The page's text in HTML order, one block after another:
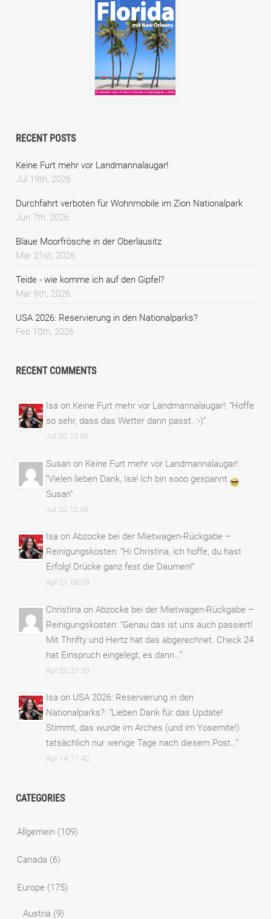
RECENT POSTS
Keine Furt mehr vor Landmannalaugar!
Jul 19th, 2026
Durchfahrt verboten für Wohnmobile im Zion Nationalpark
Jun 7th, 2026
Blaue Moorfrösche in der Oberlausitz
Mar 21st, 2026
Teide - wie komme ich auf den Gipfel?
Mar 6th, 2026
USA 2026: Reservierung in den Nationalparks?
Feb 10th, 2026
RECENT COMMENTS
Isa on Keine Furt mehr vor Landmannalaugar!: “Hoffe
so sehr, dass das Wetter dann passt. :-)”
Jul 20, 13:59
Susan on Keine Furt mehr vor Landmannalaugar!:
“Vielen lieben Dank, Isa! Ich bin sooo gespannt
Susan”
Jul 20, 12:38
Isa onAbzocke bei der Mietwagen-Rückgabe –
Reinigungskosten: “Hi Christina, ich hoffe, du hast
Erfolg! Drücke ganz fest die Daumen!”
Apr 21, 08:09
Christina onAbzocke bei der Mietwagen-Rückgabe –
Reinigungskosten: “Genau das ist uns auch passiert!
Mit Thrifty und Hertz hat das abgerechnet. Check 24
hat Einspruch eingelegt, es dann…”
Apr 20, 21:33
Isa on USA 2026: Reservierung in den
Nationalparks?: “Lieben Dank für das Update!
Stimmt, das wurde im Arches (und im Yosemite!)
tatsächlich nur wenige Tage nach diesem Post…”
Apr 14, 11:42
CATEGORIES
Allgemein (109)
Canada (6)
Europe (175)
Austria (9)